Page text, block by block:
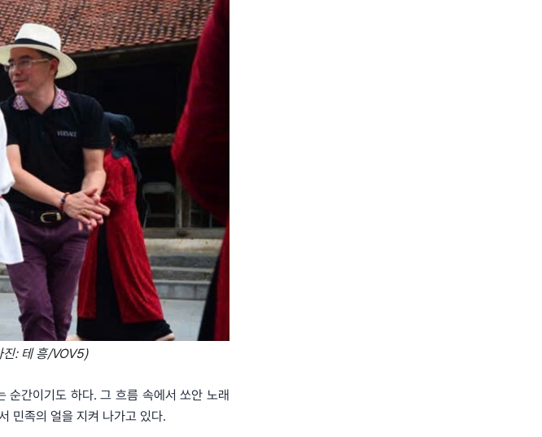
진: 테 흥/VOV5)
순간이기도 하다. 그 흐름 속에서 쏘안 노래
민족의 얼을 지켜 나가고 있다.